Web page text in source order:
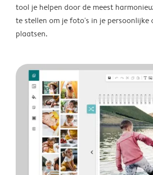
tool je helpen door de meest
te stellen om je foto's in je persoonlijke
plaatsen.